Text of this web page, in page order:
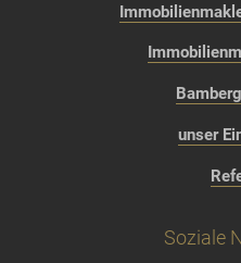
unser
Soziale